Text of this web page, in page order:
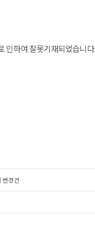
인하여 잘못기재되었습니
변경건